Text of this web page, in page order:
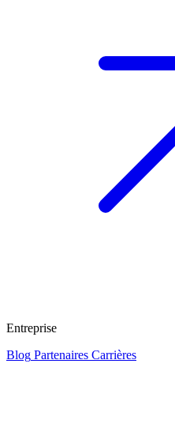
Entreprise
Blog Partenaires Carrières